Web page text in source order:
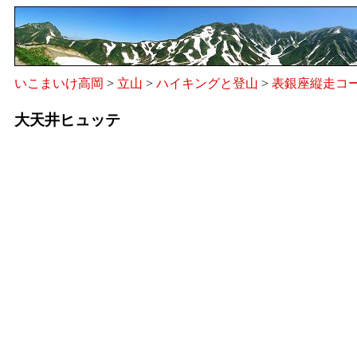
いこまいけ高岡 > 立山 > ハイキングと登山 > 表銀座縦走コ
大天井ヒュッテ